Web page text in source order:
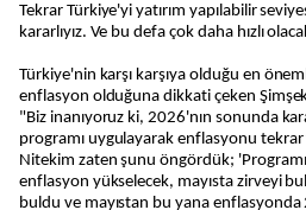
Tekrar Türkiye'yi yatırım yapılabilir
kararlıyız. Ve bu defa çok daha hızlı
Türkiye'nin karşı karşıya olduğu en
enflasyon olduğuna dikkati çeken
"Biz inanıyoruz ki, 2026'nın sonunda
programı uygulayarak enflasyonu
Nitekim zaten şunu öngördük;
enflasyon yükselecek, mayısta zirveyi
buldu ve mayıstan bu yana enflasyonda